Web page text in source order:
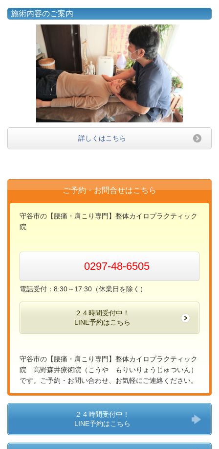
施術内容のご案内
詳しくはこちら
ご予約・お問合せはこちら
守谷市の【腰痛・肩こり専門】整体カイロプラクティック
院
0297-48-6505
電話受付：8:30～17:30（休業日を除く）
２４時間受付中！
LINE予約はこちら
守谷市の【腰痛・肩こり専門】整体カイロプラクティック
院 高野森井療術院（こうや もりいりょうじゅついん）
です。ご予約・お問い合わせ、お気軽にご連絡ください。
２４時間受付中！
LINE予約はこちら